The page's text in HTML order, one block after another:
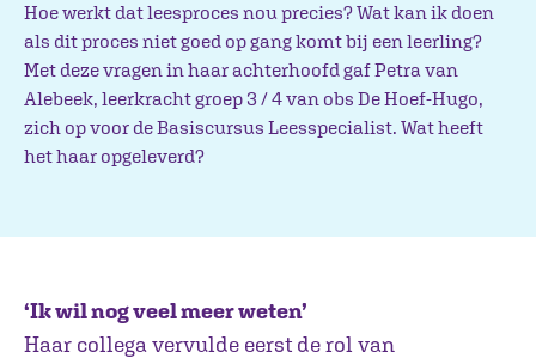
Hoe werkt dat leesproces nou precies? Wat kan ik doen
als dit proces niet goed op gang komt bij een leerling?
Met deze vragen in haar achterhoofd gaf Petra van
Alebeek, leerkracht groep 3 / 4 van obs De Hoef-Hugo,
zich op voor de Basiscursus Leesspecialist. Wat heeft
het haar opgeleverd?
‘Ik wil nog veel meer weten’
Haar collega vervulde eerst de rol van